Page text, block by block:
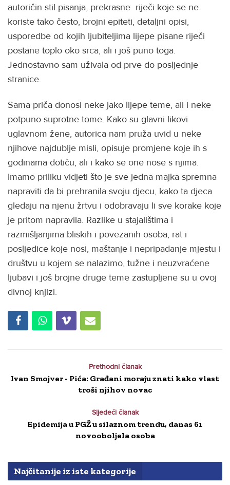
autoričin stil pisanja, prekrasne riječi koje se ne
koriste tako često, brojni epiteti, detaljni opisi,
usporedbe od kojih ljubiteljima lijepe pisane riječi
postane toplo oko srca, ali i još puno toga.
Jednostavno sam uživala od prve do posljednje
stranice.
Sama priča donosi neke jako lijepe teme, ali i neke
potpuno suprotne tome. Kako su glavni likovi
uglavnom žene, autorica nam pruža uvid u neke
njihove najdublje misli, opisuje promjene koje ih s
godinama dotiču, ali i kako se one nose s njima.
Imamo priliku vidjeti što je sve jedna majka spremna
napraviti da bi prehranila svoju djecu, kako ta djeca
gledaju na njenu žrtvu i odobravaju li sve korake koje
je pritom napravila. Razlike u stajalištima i
razmišljanjima bliskih i povezanih osoba, rat i
posljedice koje nosi, maštanje i nepripadanje mjestu i
društvu u kojem se nalazimo, tužne i neuzvraćene
ljubavi i još brojne druge teme zastupljene su u ovoj
divnoj knjizi.
Prethodni članak
Ivan Smojver - Pića: Građani moraju znati kako vlast
troši njihov novac
Sljedeći članak
Epidemija u PGŽ u silaznom trendu, danas 61
novooboljela osoba
Najčitanije iz iste kategorije